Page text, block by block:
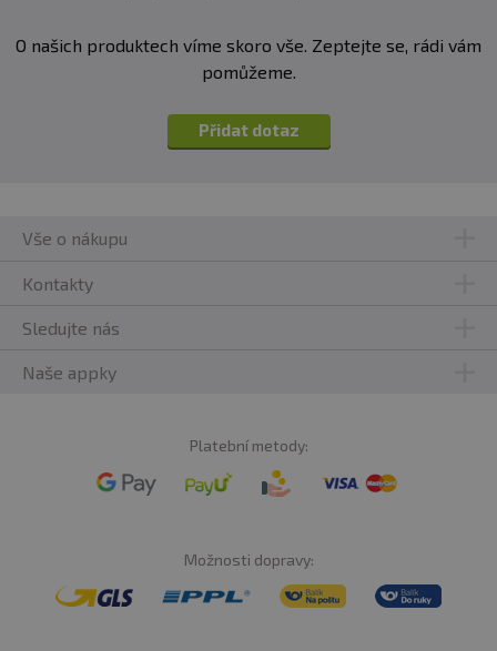
O našich produktech víme skoro vše. Zeptejte se, rádi vám
pomůžeme.
Přidat dotaz
Vše o nákupu
Kontakty
Sledujte nás
Naše appky
Platební metody:
Možnosti dopravy: